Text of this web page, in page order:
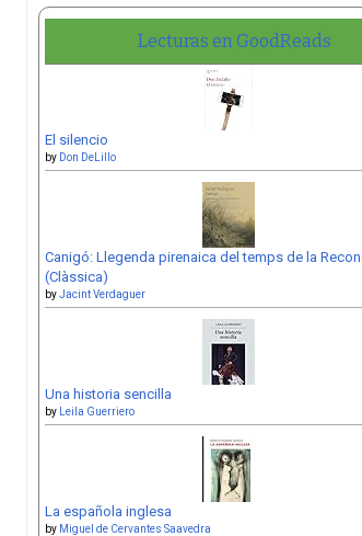
Lecturas en GoodReads
El silencio
by Don DeLillo
Canigó: Llegenda pirenaica del temps de la
(Clàssica)
byJacint Verdaguer
Una historia sencilla
by Leila Guerriero
La española inglesa
by Miguel de Cervantes Saavedra